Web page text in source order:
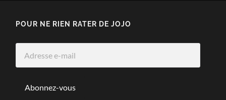
POUR NE RIEN RATER DE JOJO
Abonnez-vous